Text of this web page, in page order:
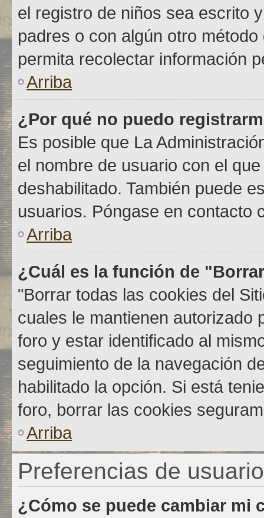
el registro de niños sea escrito
padres o con algún otro
permita recolectar información
Arriba
¿Por qué no puedo
Es posible que La
el nombre de usuario con el
deshabilitado. También puede
usuarios. Póngase en contacto
Arriba
¿Cuál es la función de
"Borrar todas las cookies del
cuales le mantienen autorizado
foro y estar identificado al
seguimiento de la navegación
habilitado la opción. Si está
foro, borrar las cookies
Arriba
Preferencias de
¿Cómo se puede cambiar mi